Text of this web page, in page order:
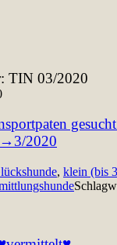
TIN 03/2020
→3/2020
, klein (bis